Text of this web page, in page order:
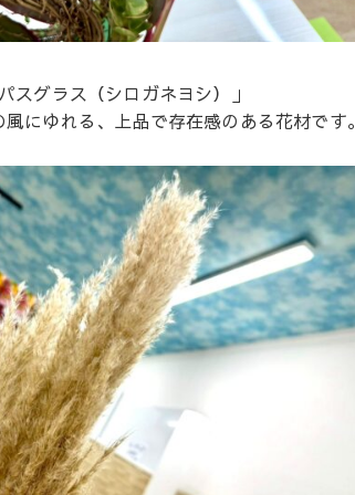
スグラス（シロガネヨシ）」
にゆれる、上品で存在感のある花材です。